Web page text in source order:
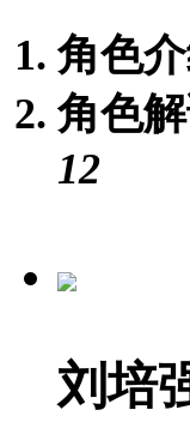
角色
角色
12
刘培